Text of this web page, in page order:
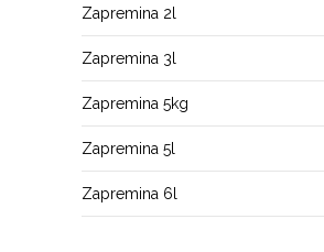
Zapremina 2l
Zapremina 3l
Zapremina 5kg
Zapremina 5l
Zapremina 6l